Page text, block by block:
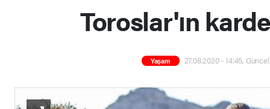
Toroslar'ın
Yaşam 27.08.2020 - 14:45,